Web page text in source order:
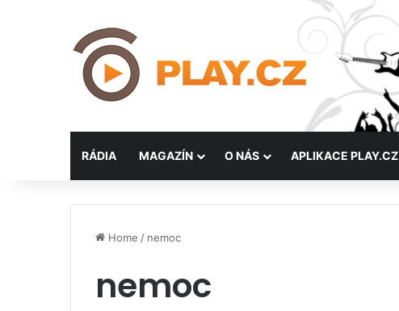
RÁDIA MAGAZÍN O NÁS APLIKACE PLAY.CZ
Home / nemoc
nemoc